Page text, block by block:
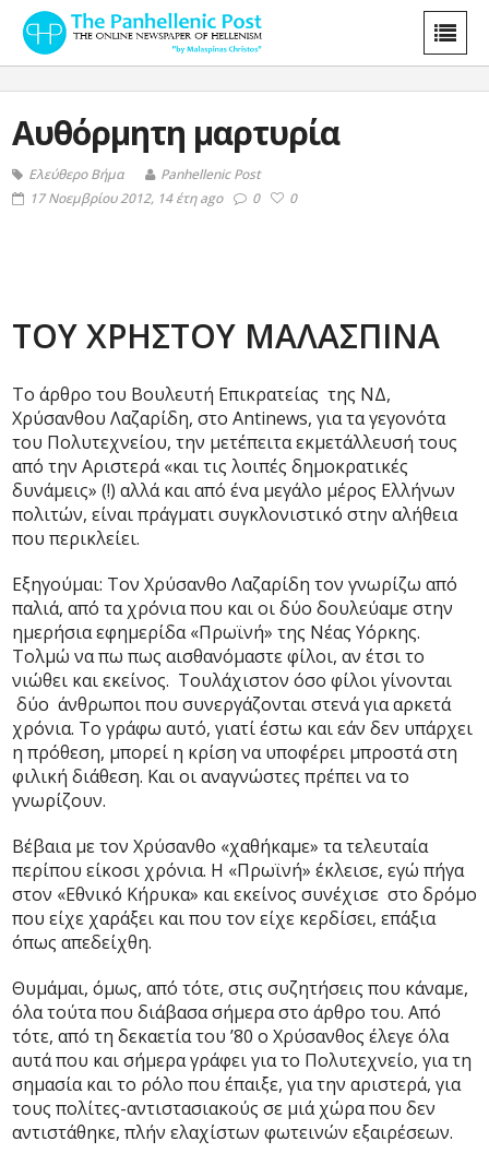
Αυθόρμητη μαρτυρία
Ελεύθερο Βήμα
Panhellenic Post
17 Νοεμβρίου 2012, 14 έτη ago
0 0
ΤΟΥ ΧΡΗΣΤΟΥ ΜΑΛΑΣΠΙΝΑ
Το άρθρο του Βουλευτή Επικρατείας της ΝΔ,
Χρύσανθου Λαζαρίδη, στο Antinews, για τα γεγονότα
του Πολυτεχνείου, την μετέπειτα εκμετάλλευσή τους
από την Αριστερά «και τις λοιπές δημοκρατικές
δυνάμεις» (!) αλλά και από ένα μεγάλο μέρος Ελλήνων
πολιτών, είναι πράγματι συγκλονιστικό στην αλήθεια
που περικλείει.
Εξηγούμαι: Τον Χρύσανθο Λαζαρίδη τον γνωρίζω από
παλιά, από τα χρόνια που και οι δύο δουλεύαμε στην
ημερήσια εφημερίδα «Πρωϊνή» της Νέας Υόρκης.
Τολμώ να πω πως αισθανόμαστε φίλοι, αν έτσι το
νιώθει και εκείνος. Τουλάχιστον όσο φίλοι γίνονται
δύο άνθρωποι που συνεργάζονται στενά για αρκετά
χρόνια. Το γράφω αυτό, γιατί έστω και εάν δεν υπάρχει
η πρόθεση, μπορεί η κρίση να υποφέρει μπροστά στη
φιλική διάθεση. Και οι αναγνώστες πρέπει να το
γνωρίζουν.
Βέβαια με τον Χρύσανθο «χαθήκαμε» τα τελευταία
περίπου είκοσι χρόνια. Η «Πρωϊνή» έκλεισε, εγώ πήγα
στον «Εθνικό Κήρυκα» και εκείνος συνέχισε στο δρόμο
που είχε χαράξει και που τον είχε κερδίσει, επάξια
όπως απεδείχθη.
Θυμάμαι, όμως, από τότε, στις συζητήσεις που κάναμε,
όλα τούτα που διάβασα σήμερα στο άρθρο του. Από
τότε, από τη δεκαετία του ’80 ο Χρύσανθος έλεγε όλα
αυτά που και σήμερα γράφει για το Πολυτεχνείο, για τη
σημασία και το ρόλο που έπαιξε, για την αριστερά, για
τους πολίτες-αντιστασιακούς σε μιά χώρα που δεν
αντιστάθηκε, πλήν ελαχίστων φωτεινών εξαιρέσεων.